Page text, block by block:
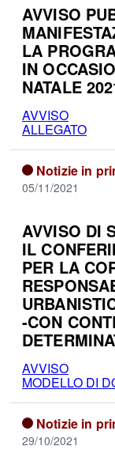
AVVISO
LA
IN
NATALE
AVVISO
ALLEGATO
Notizie in
05/11/2021
AVVISO DI
IL
PER LA
-CON
AVVISO
MODELLO DI
Notizie in
29/10/2021